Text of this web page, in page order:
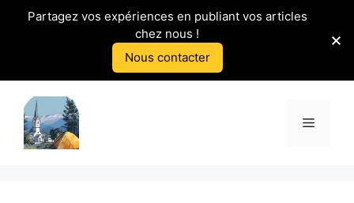
contenu
Menu
Partagez vos expériences en publiant vos articles
chez nous !
Nous contacter